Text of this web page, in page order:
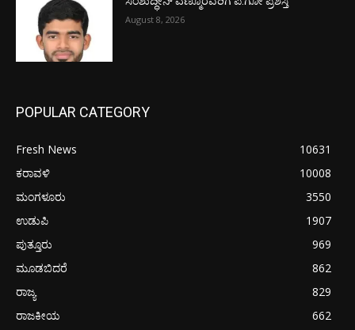
August 8, 2026
POPULAR CATEGORY
Fresh News
10631
ಕರಾವಳಿ
10008
ಮಂಗಳೂರು
3550
ಉಡುಪಿ
1907
ಪುತ್ತೂರು
969
ಮೂಡಬಿದರೆ
862
ರಾಜ್ಯ
829
ರಾಜಕೀಯ
662